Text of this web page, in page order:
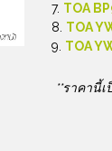
TOA
TOA
TOA
**ราคานี้